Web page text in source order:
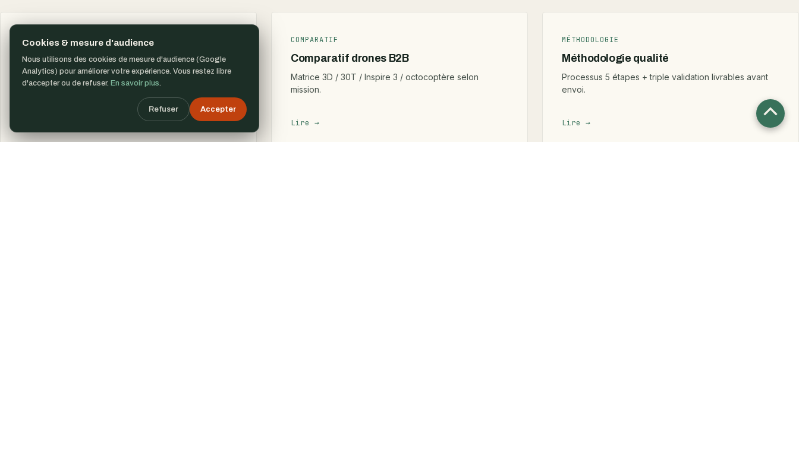
COMPARATIF
Comparatif 12 capteurs drone
RGB photogram, thermique radio, LiDAR, multispectral.
Specs et tarifs.
COMPARATIF
Comparatif drones B2B
Matrice 3D / 30T / Inspire 3 / octocoptère selon
mission.
Lire →
MÉTHODOLOGIE
Méthodologie qualité
Processus 5 étapes + triple validation livrables avant
envoi.
Lire →
Retour
Cookies & mesure d'audience
Nous utilisons des cookies de mesure d'audience (Google
Analytics) pour améliorer votre expérience. Vous restez libre
d'accepter ou de refuser. En savoir plus.
Refuser Accepter